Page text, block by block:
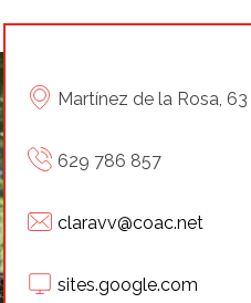
Martínez de la Rosa, 63
629 786 857
claravv@coac.net
sites.google.com